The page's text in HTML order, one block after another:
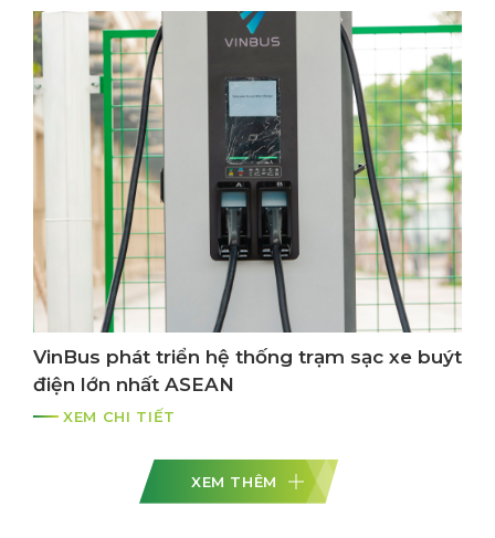
VinBus phát triển hệ thống trạm sạc xe buýt
điện lớn nhất ASEAN
XEM CHI TIẾT
XEM THÊM